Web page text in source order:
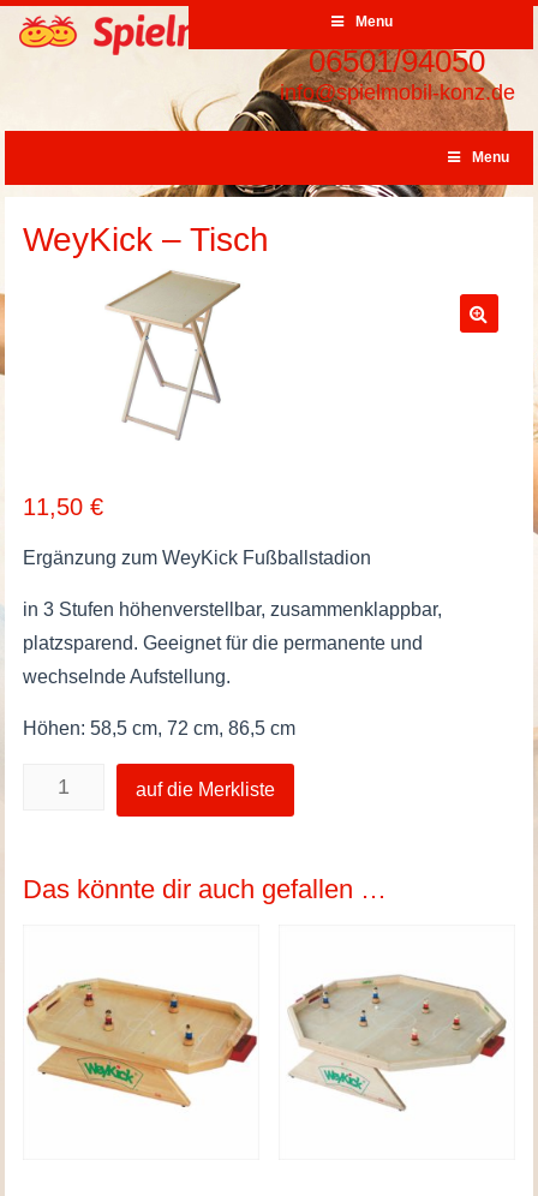
Menu
06501/94050
info@spielmobil-konz.de
Menu
WeyKick – Tisch
11,50€
Ergänzung zum WeyKick Fußballstadion
in 3 Stufen höhenverstellbar, zusammenklappbar,
platzsparend. Geeignet für die permanente und
wechselnde Aufstellung.
Höhen: 58,5 cm, 72 cm, 86,5 cm
WeyKick
Menge
auf die Merkliste
Das könnte dir auch gefallen …